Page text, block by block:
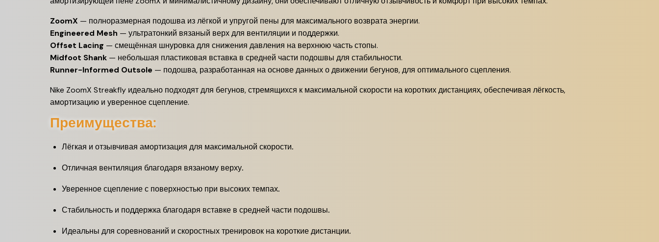
ZoomX — полноразмерная подошва из лёгкой и упругой пены для максимального возврата энергии.
Engineered Mesh — ультратонкий вязаный верх для вентиляции и поддержки.
Offset Lacing — смещённая шнуровка для снижения давления на верхнюю часть стопы.
Midfoot Shank — небольшая пластиковая вставка в средней части подошвы для стабильности.
Runner-Informed Outsole — подошва, разработанная на основе данных о движении бегунов, для оптимального сцепления.
Nike ZoomX Streakfly идеально подходят для бегунов, стремящихся к максимальной скорости на коротких дистанциях, обеспечивая лёгкость,
амортизацию и уверенное сцепление.
Преимущества:
Лёгкая и отзывчивая амортизация для максимальной скорости.
Отличная вентиляция благодаря вязаному верху.
Уверенное сцепление с поверхностью при высоких темпах.
Стабильность и поддержка благодаря вставке в средней части подошвы.
Идеальны для соревнований и скоростных тренировок на короткие дистанции.